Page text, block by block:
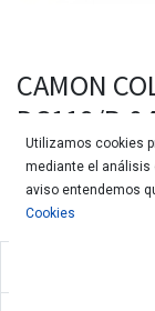
CAMON
DC119/B.04
Utilizamos cookies
mediante el análisis
aviso entendemos
Cookies